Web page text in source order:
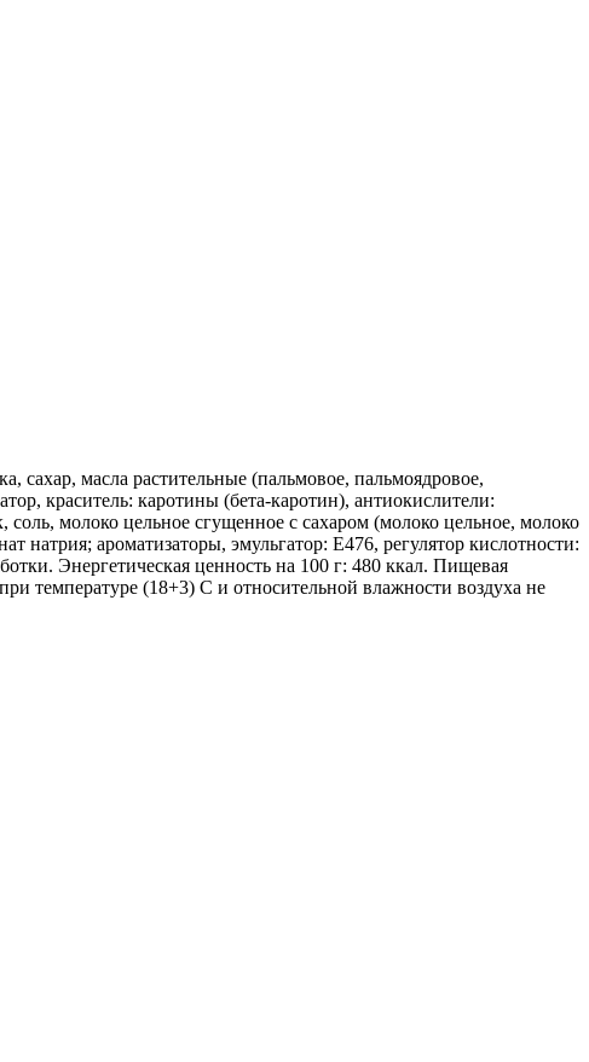
сахар, масла растительные (пальмовое, пальмоядровое,
краситель: каротины (бета-каротин), антиокислители:
молоко цельное сгущенное с сахаром (молоко цельное, молоко
натрия; ароматизаторы, эмульгатор: Е476, регулятор кислотности:
Энергетическая ценность на 100 г: 480 ккал. Пищевая
температуре (18+3) С и относительной влажности воздуха не